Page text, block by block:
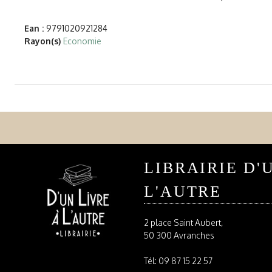
Ean : 9791020921284
Rayon(s) Economie
LIBRAIRIE
L'AUTRE
2 place Saint Aubert,
50 300 Avranches
Tél: 09 87 15 22 57